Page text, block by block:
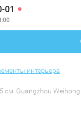
01
интерьера
Guangzhou Weihong